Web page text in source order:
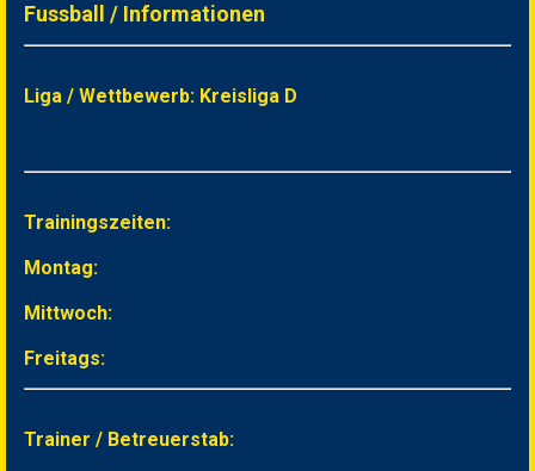
Fussball / Informationen
Liga / Wettbewerb: Kreisliga D
Trainingszeiten:
Montag:
Mittwoch:
Freitags:
Trainer / Betreuerstab: